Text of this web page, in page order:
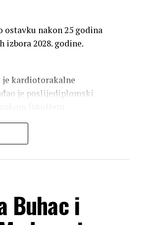
nakon 25 godina
izbora 2028. godine.
kardiotorakalne
je poslijediplomski
Hrvatskog plivačkog
čelnika
a dobio je novi
skokove u vodu i
Aquatics, u koje je
Buhac i